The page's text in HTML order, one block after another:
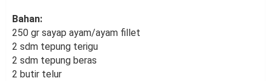
Bahan:
250 gr sayap ayam/ayam fillet
2 sdm tepung terigu
2 sdm tepung beras
2 butir telur